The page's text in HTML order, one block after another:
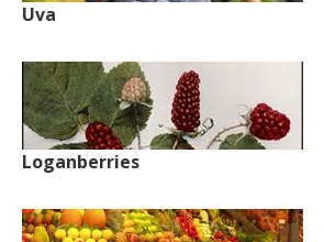
Uva
Loganberries